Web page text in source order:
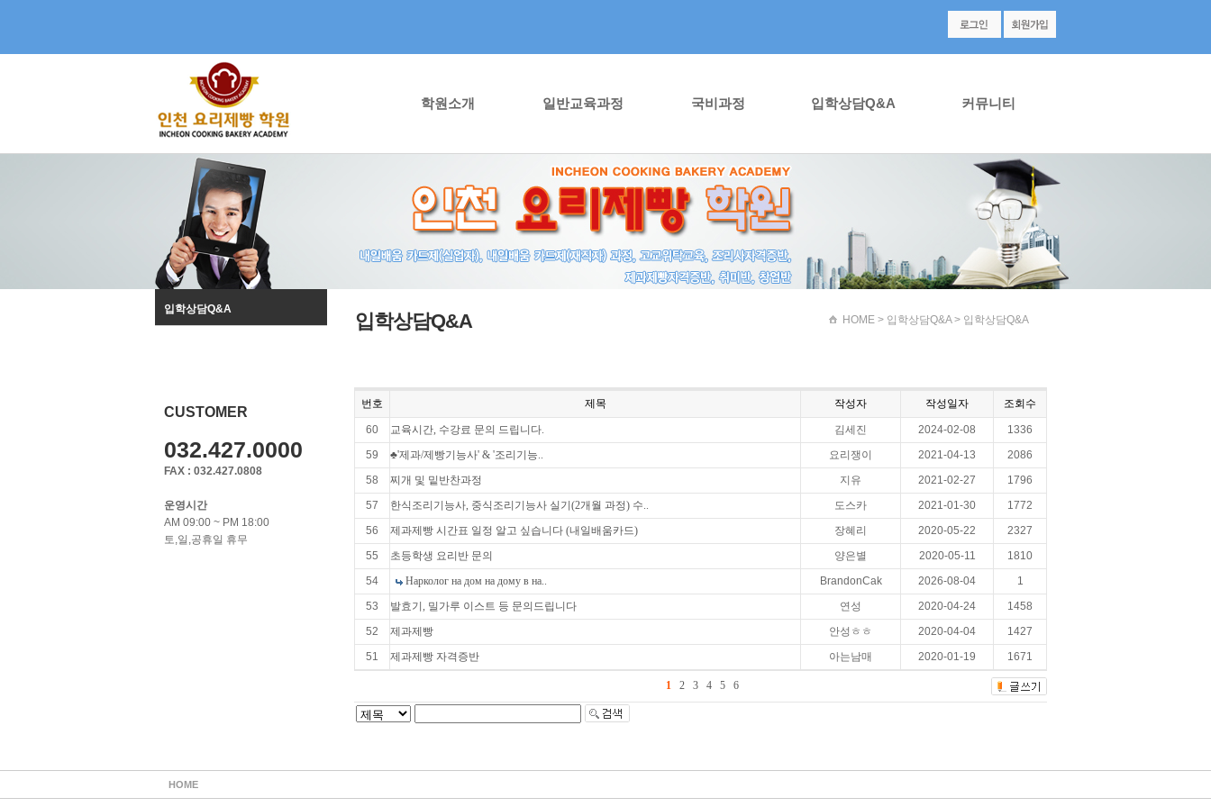
학원소개 일반교육과정 국비과정 입학상담Q&A 커뮤니티
입학상담Q&A
CUSTOMER
032.427.0000
FAX : 032.427.0808
운영시간
AM 09:00 ~ PM 18:00
토,일,공휴일 휴무
입학상담Q&A HOME > 입학상담Q&A > 입학상담Q&A
번호 제목 작성자 작성일자 조회수
60 교육시간, 수강료 문의 드립니다. 김세진 2024-02-08
1336
59
♣'제과/제빵기능사' & '조리기능.. 요리쟁이 2021-04-13
2086
58
찌개 및 밑반찬과정 지유 2021-02-27
1796
57
한식조리기능사, 중식조리기능사 실기(2개월 과정) 수.. 도스카 2021-01-30
1772
56
제과제빵 시간표 일정 알고 싶습니다 (내일배움카드) 장혜리 2020-05-22
2327
55
초등학생 요리반 문의 양은별 2020-05-11
1810
54
Нарколог на дом на дому в на.. BrandonCak 2026-08-04
1
53
발효기, 밀가루 이스트 등 문의드립니다 연성 2020-04-24
1458
52
제과제빵 안성ㅎㅎ 2020-04-04
1427
51
제과제빵 자격증반 아는남매 2020-01-19 1671
1 2 3 4 5 6
HOME